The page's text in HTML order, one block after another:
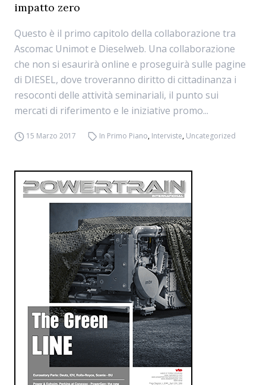
impatto zero
Questo è il primo capitolo della collaborazione tra
Ascomac Unimot e Dieselweb. Una collaborazione
che non si esaurirà online e proseguirà sulle pagine
di DIESEL, dove troveranno diritto di cittadinanza i
resoconti delle attività seminariali, il punto sui
mercati di riferimento e le iniziative promo...
15 Marzo 2017 In Primo Piano, Interviste, Uncategorized